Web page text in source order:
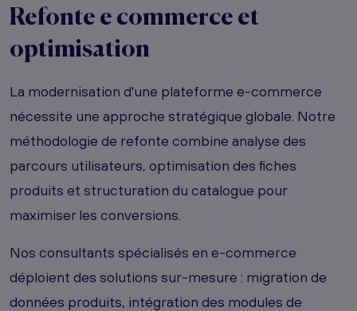
Refonte e commerce et
optimisation
La modernisation d'une plateforme e-commerce
nécessite une approche stratégique globale. Notre
méthodologie de refonte combine analyse des
parcours utilisateurs, optimisation des fiches
produits et structuration du catalogue pour
maximiser les conversions.
Nos consultants spécialisés en e-commerce
déploient des solutions sur-mesure : migration de
données produits, intégration des modules de